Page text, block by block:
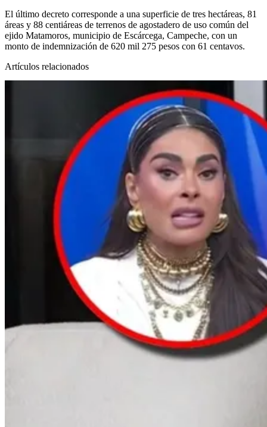
El último decreto corresponde a una superficie de tres hectáreas, 81
áreas y 88 centiáreas de terrenos de agostadero de uso común del
ejido Matamoros, municipio de Escárcega, Campeche, con un
monto de indemnización de 620 mil 275 pesos con 61 centavos.
Artículos relacionados